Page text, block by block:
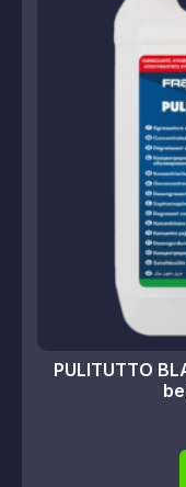
PULITUTTO